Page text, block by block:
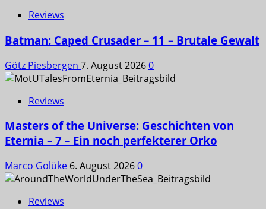
Reviews
Batman: Caped Crusader – 11 – Brutale Gewalt
Götz Piesbergen 7. August 20260
Reviews
Masters of the Universe: Geschichten von
Eternia – 7 – Ein noch perfekterer Orko
Marco Golüke 6. August 20260
Reviews